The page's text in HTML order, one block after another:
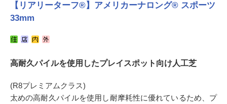
すまいリング 設計士インタビュー
Q＆A
お気に入り
【リアリーターフ®】アメリカーナロング® スポーツ
33mm
高耐久パイルを使用したプレイスポット向け人工芝
(R8プレミアムクラス)
太めの高耐久パイルを使用し耐摩耗性に優れているため、プ